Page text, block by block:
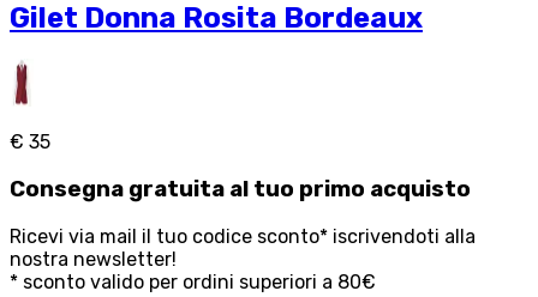
Gilet Donna Rosita Bordeaux
€ 35
Consegna gratuita al tuo primo acquisto
Ricevi via mail il tuo codice sconto* iscrivendoti alla
nostra newsletter!
* sconto valido per ordini superiori a 80€